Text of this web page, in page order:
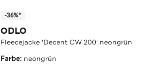
-36%*
ODLO
Fleecejacke 'Decent CW 200' neongrün
Farbe: neongrün